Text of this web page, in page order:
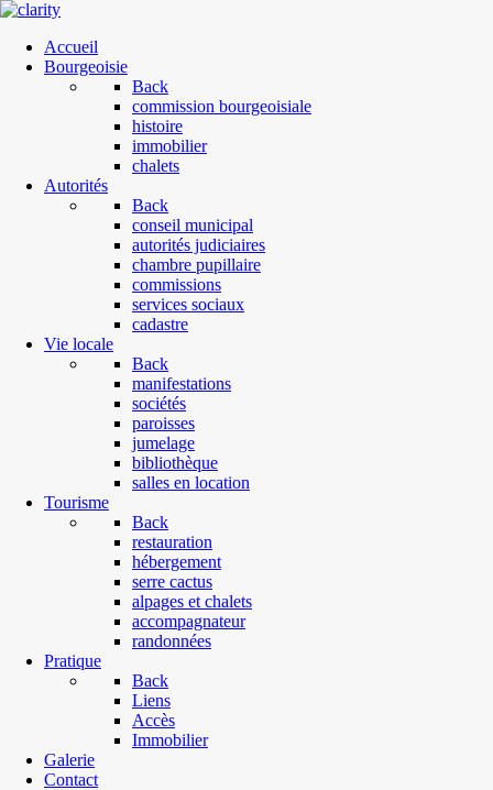
Accueil
Bourgeoisie
Back
commission bourgeoisiale
histoire
immobilier
chalets
Autorités
Back
conseil municipal
autorités judiciaires
chambre pupillaire
commissions
services sociaux
cadastre
Vie locale
Back
manifestations
sociétés
paroisses
jumelage
bibliothèque
salles en location
Tourisme
Back
restauration
hébergement
serre cactus
alpages et chalets
accompagnateur
randonnées
Pratique
Back
Liens
Accès
Immobilier
Galerie
Contact